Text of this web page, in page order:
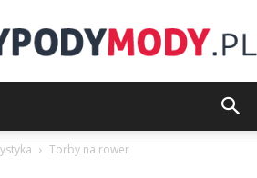
Torby na rower